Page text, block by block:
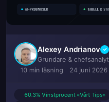
Alexey Andrianov ✓
Grundare &
10 min läsning
24 juni 2026
60.3% Vinstprocent «Vårt Tips»